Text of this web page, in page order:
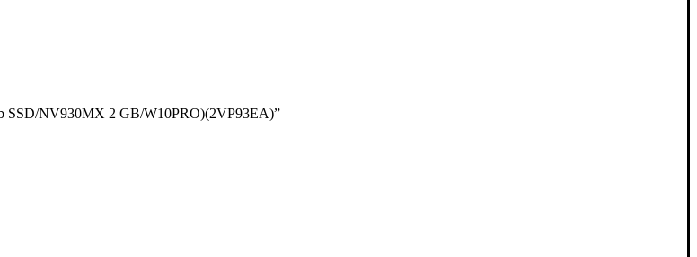
SSD/NV930MX 2 GB/W10PRO)(2VP93EA)”